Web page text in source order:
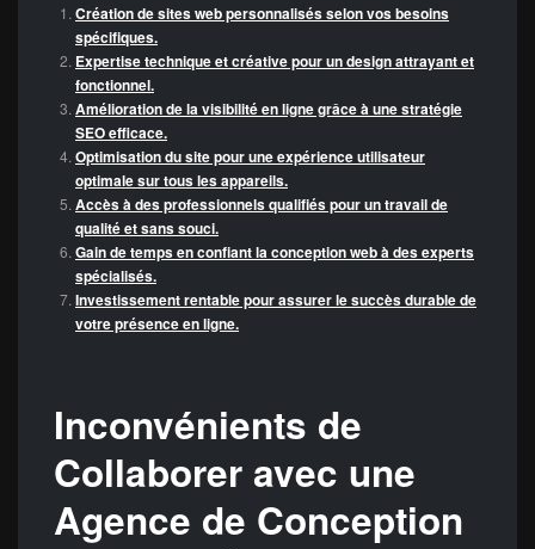
Création de sites web personnalisés selon vos besoins
spécifiques.
Expertise technique et créative pour un design attrayant et
fonctionnel.
Amélioration de la visibilité en ligne grâce à une stratégie
SEO efficace.
Optimisation du site pour une expérience utilisateur
optimale sur tous les appareils.
Accès à des professionnels qualifiés pour un travail de
qualité et sans souci.
Gain de temps en confiant la conception web à des experts
spécialisés.
Investissement rentable pour assurer le succès durable de
votre présence en ligne.
Inconvénients de
Collaborer avec une
Agence de Conception